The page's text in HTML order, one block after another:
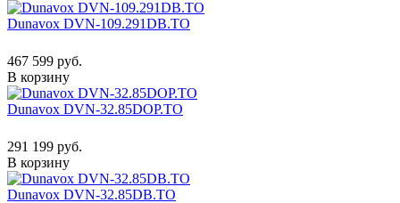
Dunavox DVN-109.291DB.TO
467 599 руб.
В корзину
Dunavox DVN-32.85DOP.TO
291 199 руб.
В корзину
Dunavox DVN-32.85DB.TO